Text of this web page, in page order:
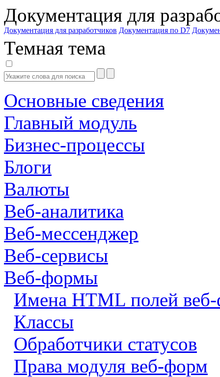
Документация для
Документация для разработчиков Документация по D7
Темная тема
Основные сведения
Главный модуль
Бизнес-процессы
Блоги
Валюты
Веб-аналитика
Веб-мессенджер
Веб-сервисы
Веб-формы
Имена HTML полей
Классы
Обработчики статусов
Права модуля веб-форм